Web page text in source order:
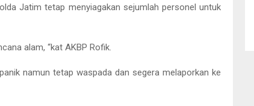
Jatim tetap menyiagakan sejumlah personel untuk
alam, “kat AKBP Rofik.
namun tetap waspada dan segera melaporkan ke